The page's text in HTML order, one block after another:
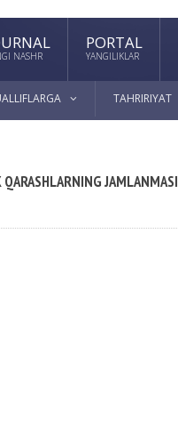
NASHR
PORTAL
YANGILIKLAR
TAHRIRIYAT
JAMLANMASI